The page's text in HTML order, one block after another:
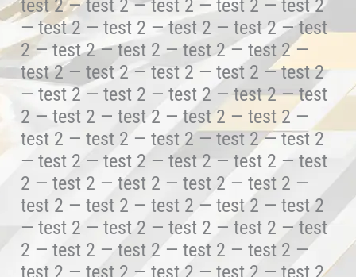
test 2 — test 2 — test 2 — test 2 — test 2
— test 2 — test 2 — test 2 — test 2 — test
2 — test 2 — test 2 — test 2 — test 2 —
test 2 — test 2 — test 2 — test 2 — test 2
— test 2 — test 2 — test 2 — test 2 — test
2 — test 2 — test 2 — test 2 — test 2 —
test 2 — test 2 — test 2 — test 2 — test 2
— test 2 — test 2 — test 2 — test 2 — test
2 — test 2 — test 2 — test 2 — test 2 —
test 2 — test 2 — test 2 — test 2 — test 2
— test 2 — test 2 — test 2 — test 2 — test
2 — test 2 — test 2 — test 2 — test 2 —
test 2 — test 2 — test 2 — test 2 — test 2